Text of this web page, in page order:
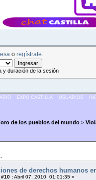
o regístrate
y duración de la sesión
EXPO CASTILLA USUARIOS
de los pueblos del mundo >
de derechos humanos
#10 :Abril 07, 2010, 01:01:35 »